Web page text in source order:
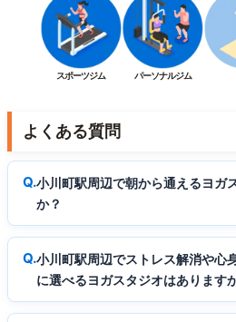
スポーツジム パーソナルジム
よくある質問
小川町駅周辺で朝から通えるヨガ
か？
小川町駅周辺でストレス解消や心
に選べるヨガスタジオはあります